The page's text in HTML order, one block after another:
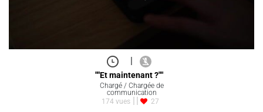
|
""Et maintenant ?""
Chargé / Chargée de
communication
174 vues
27